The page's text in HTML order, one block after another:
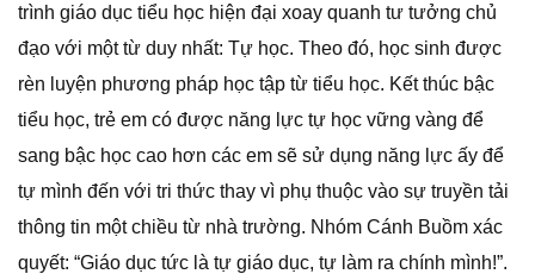
trình giáo dục tiểu học hiện đại xoay quanh tư tưởng chủ
đạo với một từ duy nhất: Tự học. Theo đó, học sinh được
rèn luyện phương pháp học tập từ tiểu học. Kết thúc bậc
tiểu học, trẻ em có được năng lực tự học vững vàng để
sang bậc học cao hơn các em sẽ sử dụng năng lực ấy để
tự mình đến với tri thức thay vì phụ thuộc vào sự truyền tải
thông tin một chiều từ nhà trường. Nhóm Cánh Buồm xác
quyết: “Giáo dục tức là tự giáo dục, tự làm ra chính mình!”.